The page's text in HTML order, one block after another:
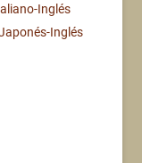
Inglés
Inglés